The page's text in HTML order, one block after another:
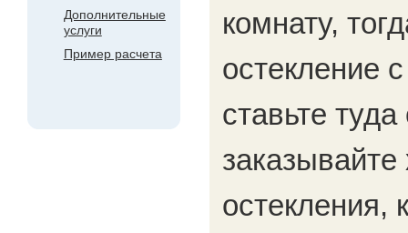
Дополнительные
услуги
Пример расчета
комнату,
остекление
ставьте
остекления,